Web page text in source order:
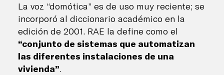
La voz “domótica” es de uso muy reciente; se
incorporó al diccionario académico en la
edición de 2001. RAE la define como el
“conjunto de sistemas que automatizan
las diferentes instalaciones de una
vivienda”.